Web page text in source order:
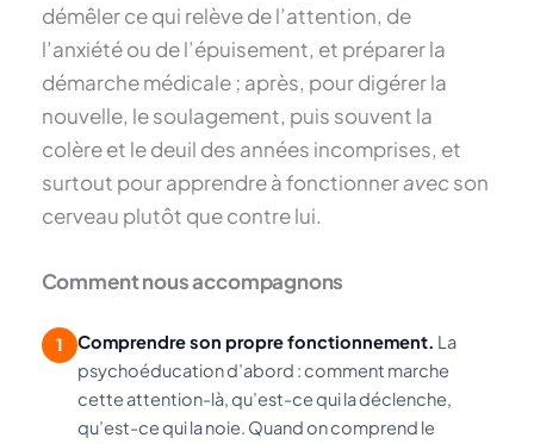
démêler ce qui relève de l’attention, de
l’anxiété ou de l’épuisement, et préparer la
démarche médicale ; après, pour digérer la
nouvelle, le soulagement, puis souvent la
colère et le deuil des années incomprises, et
surtout pour apprendre à fonctionneravec son
cerveau plutôt que contre lui.
Comment nous accompagnons
1 Comprendre son propre fonctionnement. La
psychoéducation d’abord : comment marche
cette attention-là, qu’est-ce qui la déclenche,
qu’est-ce qui la noie. Quand on comprend le